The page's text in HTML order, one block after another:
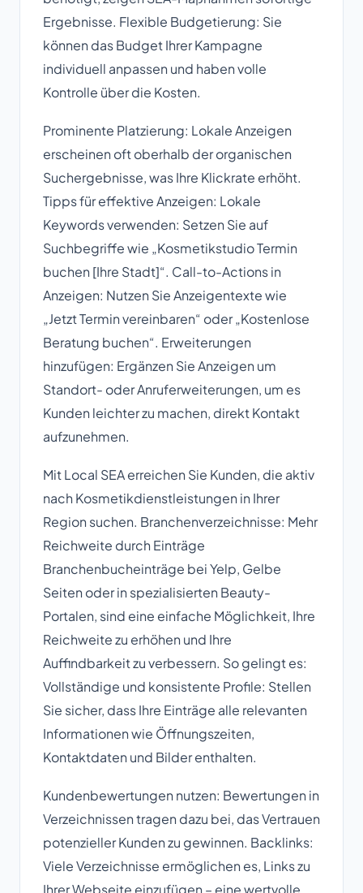
Ergebnisse. Flexible Budgetierung: Sie
können das Budget Ihrer Kampagne
individuell anpassen und haben volle
Kontrolle über die Kosten.
Prominente Platzierung: Lokale Anzeigen
erscheinen oft oberhalb der organischen
Suchergebnisse, was Ihre Klickrate erhöht.
Tipps für effektive Anzeigen: Lokale
Keywords verwenden: Setzen Sie auf
Suchbegriffe wie „Kosmetikstudio Termin
buchen [Ihre Stadt]“. Call-to-Actions in
Anzeigen: Nutzen Sie Anzeigentexte wie
„Jetzt Termin vereinbaren“ oder „Kostenlose
Beratung buchen“. Erweiterungen
hinzufügen: Ergänzen Sie Anzeigen um
Standort- oder Anruferweiterungen, um es
Kunden leichter zu machen, direkt Kontakt
aufzunehmen.
Mit Local SEA erreichen Sie Kunden, die aktiv
nach Kosmetikdienstleistungen in Ihrer
Region suchen. Branchenverzeichnisse: Mehr
Reichweite durch Einträge
Branchenbucheinträge bei Yelp, Gelbe
Seiten oder in spezialisierten Beauty-
Portalen, sind eine einfache Möglichkeit, Ihre
Reichweite zu erhöhen und Ihre
Auffindbarkeit zu verbessern. So gelingt es:
Vollständige und konsistente Profile: Stellen
Sie sicher, dass Ihre Einträge alle relevanten
Informationen wie Öffnungszeiten,
Kontaktdaten und Bilder enthalten.
Kundenbewertungen nutzen: Bewertungen in
Verzeichnissen tragen dazu bei, das Vertrauen
potenzieller Kunden zu gewinnen. Backlinks:
Viele Verzeichnisse ermöglichen es, Links zu
Ihrer Webseite einzufügen – eine wertvolle